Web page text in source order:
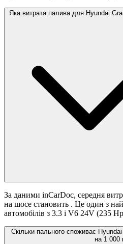
Яка витрата палива для Hyundai
За даними inCarDoc, середня
на шосе становить . Це один з
автомобілів з 3.3 i V6 24V (235
Скільки пального споживає
на 1 000